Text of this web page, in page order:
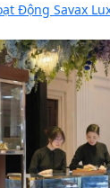
Động Savax